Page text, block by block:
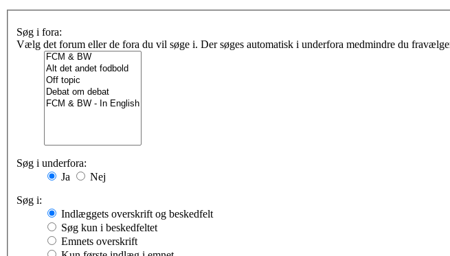
Søg i fora:
Vælg det forum eller de fora du vil søge i. Der søges automatisk i underfora medmindre du
Søg i underfora:
Ja
Nej
Søg i:
Indlæggets overskrift og beskedfelt
Søg kun i beskedfeltet
Emnets overskrift